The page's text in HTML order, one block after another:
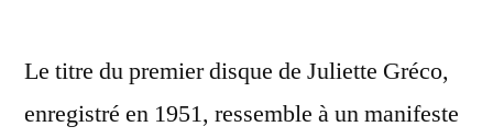
Le titre du premier disque de Juliette Gréco,
enregistré en 1951, ressemble à un manifeste